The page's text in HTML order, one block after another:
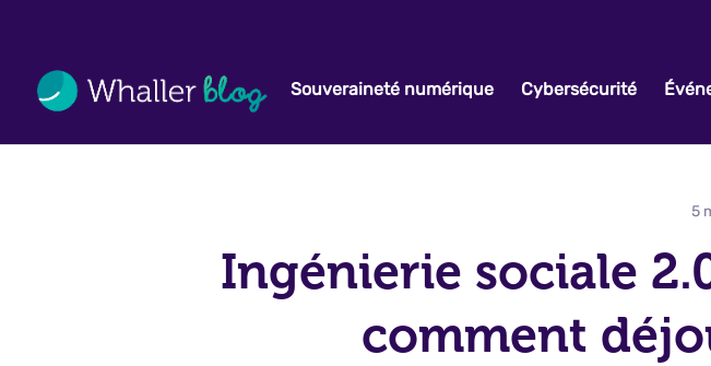
Souveraineté numérique Cybersécurité
5
Ingénierie sociale
comment